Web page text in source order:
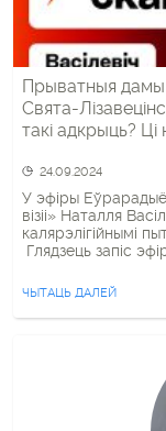
Прыватныя дамы
Свята-
такі адкрыць?
24.09.2024
У эфіры Еўрарадыё
візіі» Наталля
калярэлігійнымі
Глядзець запіс
ЧЫТАЦЬ ДАЛЕЙ